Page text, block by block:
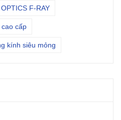
F-RAY
cấp
kính siêu mỏng